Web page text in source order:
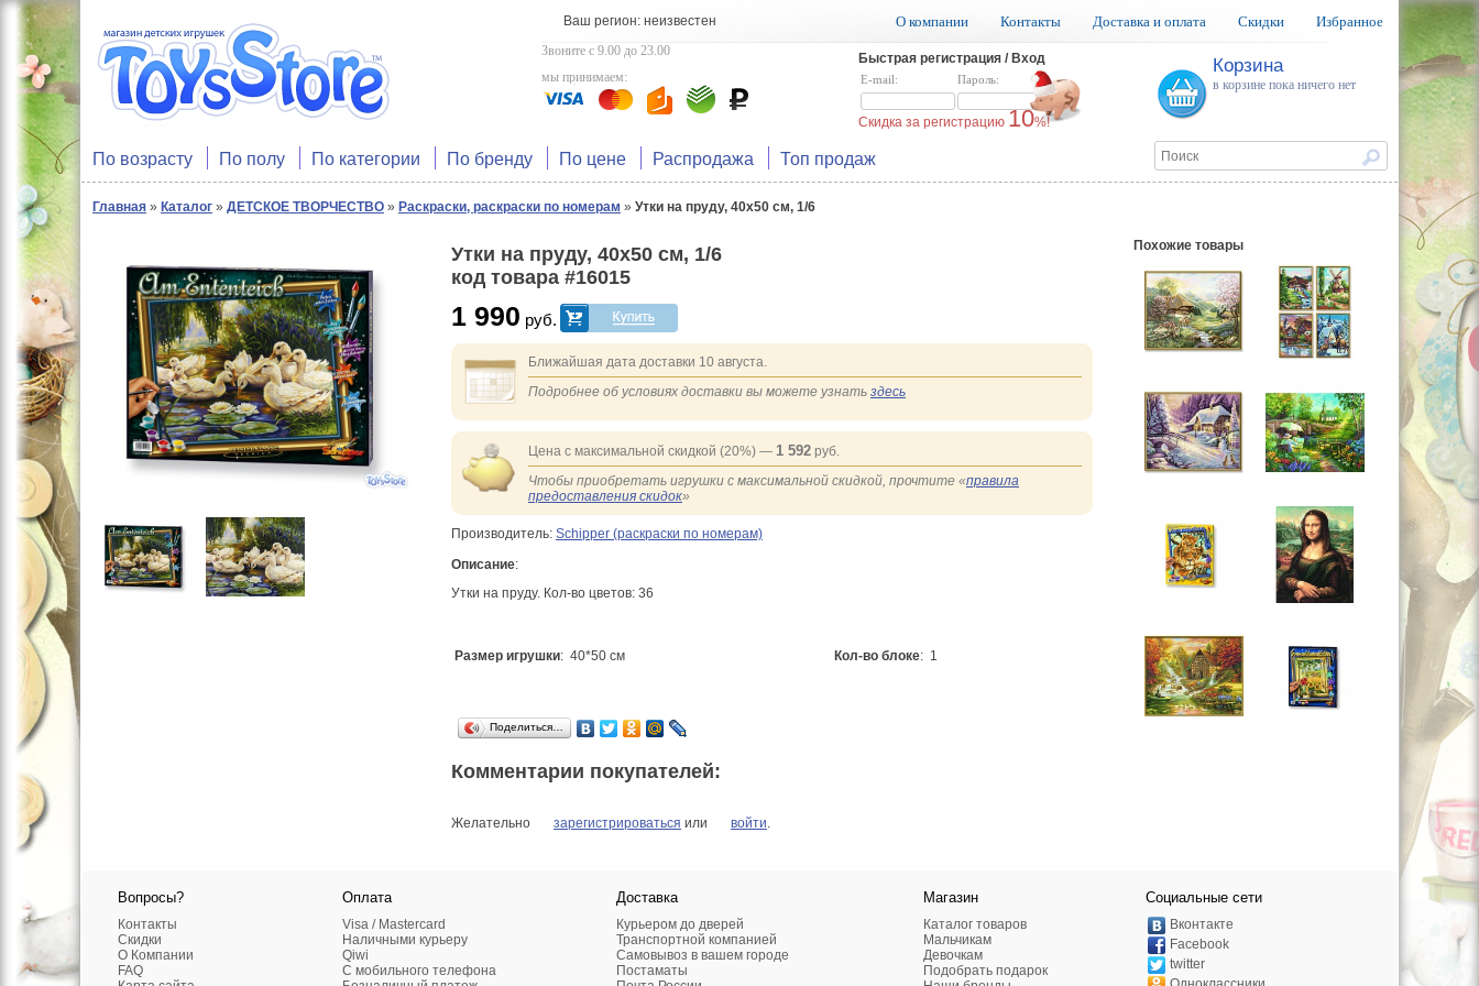
Ваш регион: неизвестен О компании Контакты Доставка и оплата Скидки Избранное
Звоните с 9.00 до 23.00
мы принимаем:
Быстрая регистрация / Вход
E-mail: Пароль:
Скидка за регистрацию 10%!
Корзина
в корзине пока ничего нет
По возрасту По полу По категории По бренду По цене Распродажа Топ продаж
Главная » Каталог » ДЕТСКОЕ ТВОРЧЕСТВО » Раскраски, раскраски по номерам » Утки на пруду, 40х50 см, 1/6
Похожие товары
Утки на пруду, 40х50 см, 1/6
код товара #16015
1 990 руб.
Ближайшая дата доставки 10 августа.
Подробнее об условиях доставки вы можете узнать здесь
Цена с максимальной скидкой (20%) — 1 592 руб.
Чтобы приобретать игрушки с максимальной скидкой, прочтите «правила
предоставления скидок»
Производитель: Schipper (раскраски по номерам)
Описание:
Утки на пруду. Кол-во цветов: 36
Размер игрушки: 40*50 см Кол-во блоке: 1
Поделиться…
Комментарии покупателей:
Желательно зарегистрироваться или войти.
Вопросы?
Контакты
Скидки
О Компании
FAQ
Оплата
Visa / Mastercard
Наличными курьеру
Qiwi
C мобильного телефона
Доставка
Курьером до дверей
Транспортной компанией
Самовывоз в вашем городе
Постаматы
Магазин
Каталог товаров
Мальчикам
Девочкам
Подобрать подарок
Социальные сети
Вконтакте
Facebook
twitter